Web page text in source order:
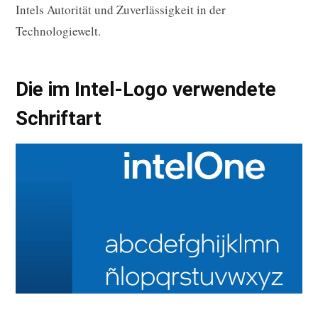
Intels Autorität und Zuverlässigkeit in der
Technologiewelt.
Die im Intel-Logo verwendete
Schriftart